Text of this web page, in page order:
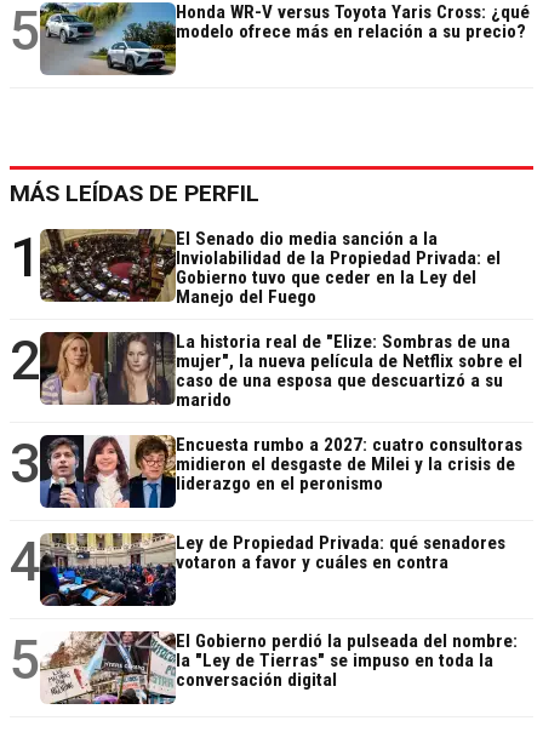
5
Honda WR-V versus Toyota Yaris Cross: ¿qué
modelo ofrece más en relación a su precio?
MÁS LEÍDAS DE PERFIL
1
El Senado dio media sanción a la
Inviolabilidad de la Propiedad Privada: el
Gobierno tuvo que ceder en la Ley del
Manejo del Fuego
2
La historia real de "Elize: Sombras de una
mujer", la nueva película de Netflix sobre el
caso de una esposa que descuartizó a su
marido
3
Encuesta rumbo a 2027: cuatro consultoras
midieron el desgaste de Milei y la crisis de
liderazgo en el peronismo
4
Ley de Propiedad Privada: qué senadores
votaron a favor y cuáles en contra
5
El Gobierno perdió la pulseada del nombre:
la "Ley de Tierras" se impuso en toda la
conversación digital